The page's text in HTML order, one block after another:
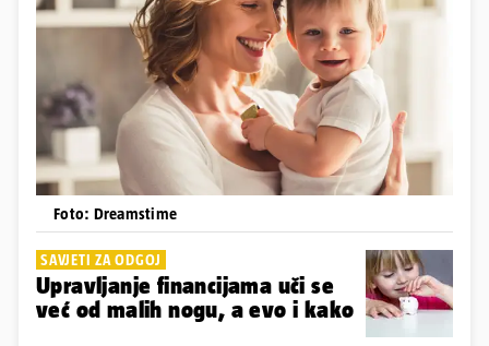
Foto: Dreamstime
SAVJETI ZA ODGOJ
Upravljanje financijama uči se
već od malih nogu, a evo i kako